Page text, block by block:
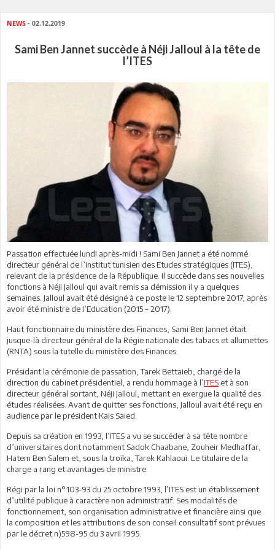
NEWS - 02.12.2019
Sami Ben Jannet succède à Néji Jalloul à la tête de
l’ITES
Passation effectuée lundi après-midi ! Sami Ben Jannet a été nommé
directeur général de l’institut tunisien des Etudes stratégiques (ITES),
relevant de la présidence de la République. Il succède dans ses nouvelles
fonctions à Néji Jalloul qui avait remis sa démission il y a quelques
semaines. Jalloul avait été désigné à ce poste le 12 septembre 2017, après
avoir été ministre de l’Education (2015 – 2017).
Haut fonctionnaire du ministère des Finances, Sami Ben Jannet était
jusque-là directeur général de la Régie nationale des tabacs et allumettes
(RNTA) sous la tutelle du ministère des Finances.
Présidant la cérémonie de passation, Tarek Bettaieb, chargé de la
direction du cabinet présidentiel, a rendu hommage à l’ITES et à son
directeur général sortant, Néji Jalloul, mettant en exergue la qualité des
études réalisées. Avant de quitter ses fonctions, Jalloul avait été reçu en
audience par le président Kais Saied.
Depuis sa création en 1993, l’ITES a vu se succéder à sa tête nombre
d’universitaires dont notamment Sadok Chaabane, Zouheir Medhaffar,
Hatem Ben Salem et, sous la troïka, Tarek Kahlaoui. Le titulaire de la
charge a rang et avantages de ministre.
Régi par la loi n°103-93 du 25 octobre 1993, l’ITES est un établissement
d’utilité publique à caractère non administratif. Ses modalités de
fonctionnement, son organisation administrative et financière ainsi que
la composition et les attributions de son conseil consultatif sont prévues
par le décret n)598-95 du 3 avril 1995.